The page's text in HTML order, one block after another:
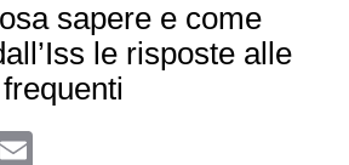
sapere e come
le risposte alle
Email